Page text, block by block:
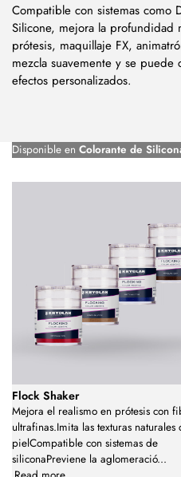
Compatible con sistemas como
Silicone, mejora la profundidad
prótesis, maquillaje FX,
mezcla suavemente y se
efectos personalizados.
Disponible en Colorante de
Flock Shaker
Mejora el realismo en prótesis con
ultrafinas.Imita las texturas naturales
pielCompatible con sistemas de
siliconaPreviene la aglomeració...